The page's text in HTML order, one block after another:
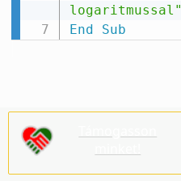
logaritmussal"
End
Sub